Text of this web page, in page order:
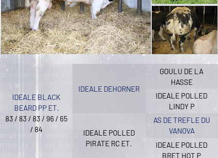
IDEALE BLACK
BEARD PP ET.
83 / 83 / 83 / 96 / 65
/ 84
IDEALE DEHORNER
IDEALE POLLED
PIRATE RC ET.
GOULU DE LA
HASSE
IDEALE POLLED
LINDY P
AS DE TREFLE DU
VANOVA
IDEALE POLLED
BRET HOT P